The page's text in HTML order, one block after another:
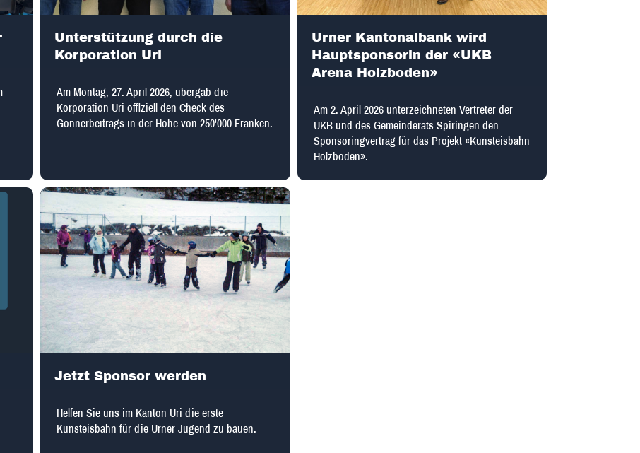
Unterstützung durch die
Korporation Uri
Am Montag, 27. April 2026, übergab die
Korporation Uri offiziell den Check des
Gönnerbeitrags in der Höhe von 250'000 Franken.
Urner Kantonalbank wird
Hauptsponsorin der «UKB
Arena Holzboden»
Am 2. April 2026 unterzeichneten Vertreter der
UKB und des Gemeinderats Spiringen den
Sponsoringvertrag für das Projekt «Kunsteisbahn
Holzboden».
Jetzt Sponsor werden
Helfen Sie uns im Kanton Uri die erste
Kunsteisbahn für die Urner Jugend zu bauen.